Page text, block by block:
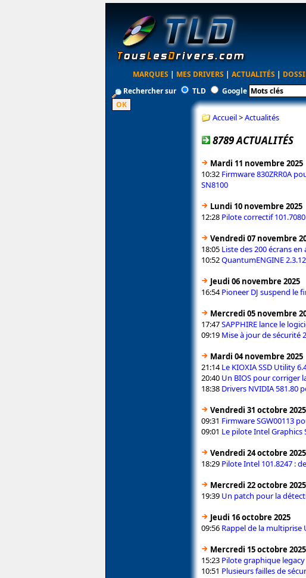
MARQUES | MES DRIVERS | ACTUALITÉS |
Rechercher sur
TLD Google
Accueil>Actualités
8789 ACTUALITÉS
Mardi 11 novembre 2025
10:32 Firmware 830ZRR0A
SN8100
Lundi 10 novembre 2025
12:28 Pilote correctif
Vendredi 07 novembre
18:05 Liste des 200 écrans
10:52QuantumENGINE
Jeudi 06 novembre 2025
16:54Pioneer DJ suspend le
Mercredi 05 novembre
17:47SAPPHIRE lance le
09:19 Mise à jour de sécurité
Mardi 04 novembre 2025
21:14Le KIOXIA SSD Utility
20:40 Un BIOS pour corriger
18:38 Drivers NVIDIA 581.80
Vendredi 31 octobre 2025
09:31 Firmware SGW00113
09:01 Le pilote Intel Graphics
Vendredi 24 octobre 2025
18:29 Pilote Intel 101.8247 :
Mercredi 22 octobre 2025
19:39 Un patch pour la
Jeudi 16 octobre 2025
09:56 Rappel de la multiprise
Mercredi 15 octobre 2025
15:23 Pilote graphique
10:51 Plusieurs failles de